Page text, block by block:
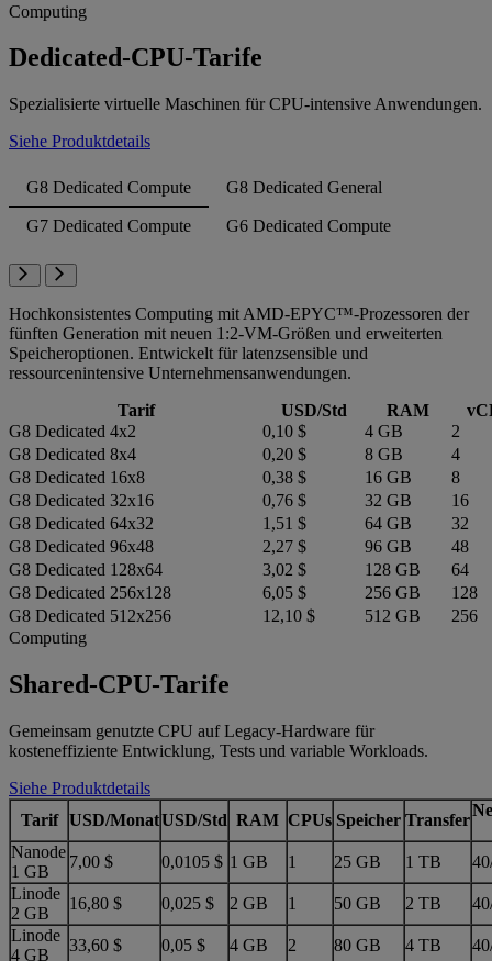
Computing
Dedicated-CPU-Tarife
Spezialisierte virtuelle Maschinen für CPU-intensive Anwendungen.
Siehe Produktdetails
G8 Dedicated Compute G8 Dedicated General
G7 Dedicated Compute G6 Dedicated Compute
Hochkonsistentes Computing mit AMD-EPYC™-Prozessoren der
fünften Generation mit neuen 1:2-VM-Größen und erweiterten
Speicheroptionen. Entwickelt für latenzsensible und
ressourcenintensive Unternehmensanwendungen.
Tarif
USD/Std RAM
G8 Dedicated 4x2
0,10 $ 4 GB
2
G8 Dedicated 8x4
0,20 $ 8 GB
4
G8 Dedicated 16x8
0,38 $ 16 GB
8
G8 Dedicated 32x16
0,76 $ 32 GB
16
G8 Dedicated 64x32
1,51 $ 64 GB
32
G8 Dedicated 96x48
2,27 $ 96 GB
48
G8 Dedicated 128x64
3,02 $ 128 GB
64
G8 Dedicated 256x128
6,05 $ 256 GB
128
G8 Dedicated 512x256
12,10 $ 512 GB
256
Computing
Shared-CPU-Tarife
Gemeinsam genutzte CPU auf Legacy-Hardware für
kosteneffiziente Entwicklung, Tests und variable Workloads.
Siehe Produktdetails
Tarif
USD/MonatUSD/Std RAM CPUs Speicher Transfer
Nanode
1 GB
7,00 $ 0,0105 $ 1 GB 1 25 GB 1 TB
Linode
2 GB
16,80 $ 0,025 $ 2 GB 1 50 GB 2 TB
Linode
4 GB
33,60 $ 0,05 $ 4 GB 2 80 GB 4 TB